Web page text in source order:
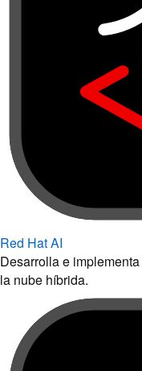
Red Hat AI
Desarrolla e
la nube híbrida.